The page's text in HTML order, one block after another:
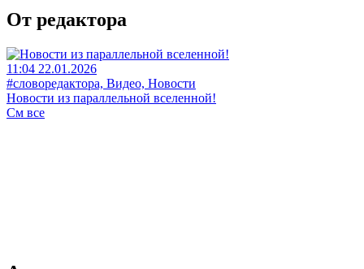
От редактора
11:04 22.01.2026
#словоредактора, Видео, Новости
Новости из параллельной вселенной!
См все